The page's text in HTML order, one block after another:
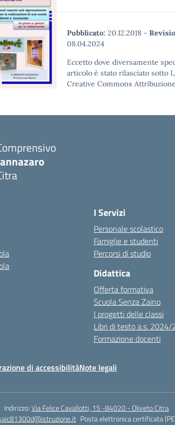
Pubblicato: 20.12.2018 -
08.04.2024
Eccetto dove diversamente
articolo è stato rilasciato sotto
Creative Commons
I Servizi
Personale scolastico
Famiglie e studenti
Percorsi di studio
Didattica
Offerta formativa
Scuola Senza Zaino
I progetti delle classi
Libri di testo a.s. 2024/
Formazione docenti
di accessibilitàNote legali
Indirizzo:Via Felice Cavallotti, 15 -84020 - Oliveto Citra
Posta elettronica certificata